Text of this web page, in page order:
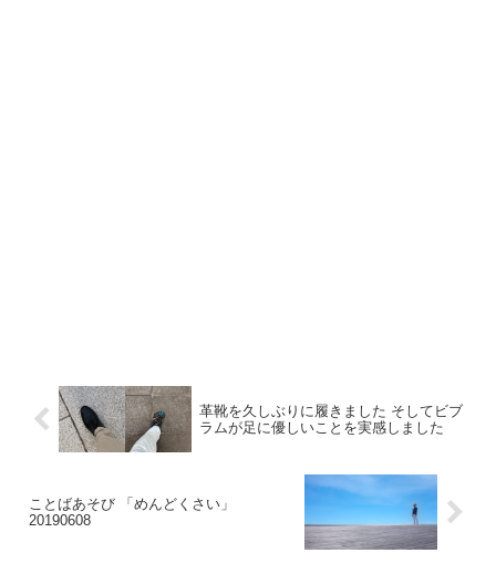
革靴を久しぶりに履きました そしてビブ
ラムが足に優しいことを実感しました
ことばあそび 「めんどくさい」
20190608